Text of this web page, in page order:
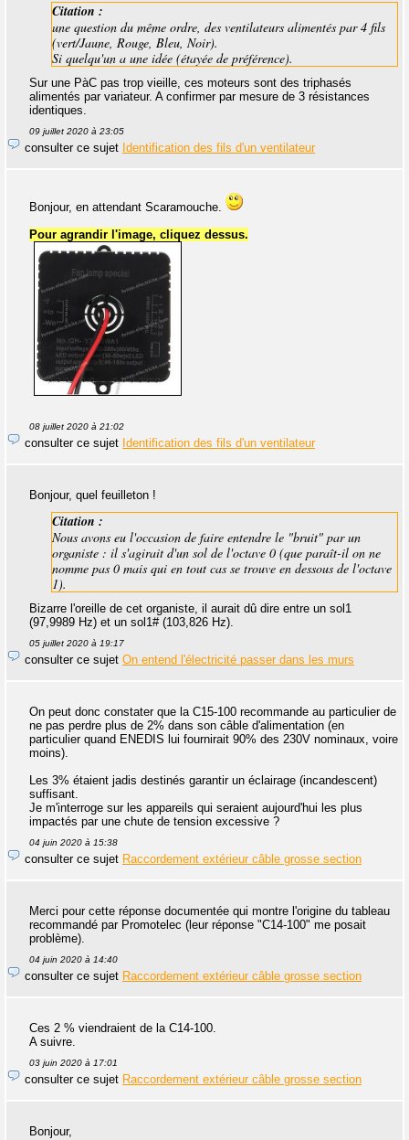
Citation :
une question du même ordre, des ventilateurs alimentés par 4 fils
(vert/Jaune, Rouge, Bleu, Noir).
Si quelqu'un a une idée (étayée de préférence).
Sur une PàC pas trop vieille, ces moteurs sont des triphasés
alimentés par variateur. A confirmer par mesure de 3 résistances
identiques.
09 juillet 2020 à 23:05
consulter ce sujet Identification des fils d'un ventilateur
Bonjour, en attendant Scaramouche.
Pour agrandir l'image, cliquez dessus.
08 juillet 2020 à 21:02
consulter ce sujet Identification des fils d'un ventilateur
Bonjour, quel feuilleton !
Citation :
Nous avons eu l'occasion de faire entendre le "bruit" par un
organiste : il s'agirait d'un sol de l'octave 0 (que paraît-il on ne
nomme pas 0 mais qui en tout cas se trouve en dessous de l'octave
1).
Bizarre l'oreille de cet organiste, il aurait dû dire entre un sol1
(97,9989 Hz) et un sol1# (103,826 Hz).
05 juillet 2020 à 19:17
consulter ce sujet On entend l'électricité passer dans les murs
On peut donc constater que la C15-100 recommande au particulier de
ne pas perdre plus de 2% dans son câble d'alimentation (en
particulier quand ENEDIS lui fournirait 90% des 230V nominaux, voire
moins).
Les 3% étaient jadis destinés garantir un éclairage (incandescent)
suffisant.
Je m'interroge sur les appareils qui seraient aujourd'hui les plus
impactés par une chute de tension excessive ?
04 juin 2020 à 15:38
consulter ce sujet Raccordement extérieur câble grosse section
Merci pour cette réponse documentée qui montre l'origine du tableau
recommandé par Promotelec (leur réponse "C14-100" me posait
problème).
04 juin 2020 à 14:40
consulter ce sujet Raccordement extérieur câble grosse section
Ces 2 % viendraient de la C14-100.
A suivre.
03 juin 2020 à 17:01
consulter ce sujet Raccordement extérieur câble grosse section
Bonjour,